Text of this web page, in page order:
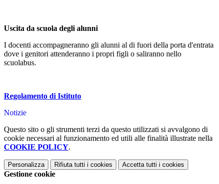
Uscita da scuola degli alunni
I docenti accompagneranno gli alunni al di fuori della porta d'entrata
dove i genitori attenderanno i propri figli o saliranno nello
scuolabus.
Regolamento di Istituto
Notizie
Questo sito o gli strumenti terzi da questo utilizzati si avvalgono di
cookie necessari al funzionamento ed utili alle finalità illustrate nella
COOKIE POLICY.
Personalizza Rifiuta tutti i cookies Accetta tutti i cookies
Gestione cookie